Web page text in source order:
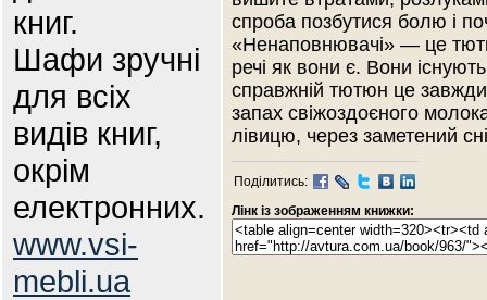
книг.
Шафи зручні
для всіх
видів книг,
окрім
електронних.
www.vsi-
mebli.ua
спроба позбутися болю і
«Ненаповнювачі» — це
речі як вони є. Вони
справжній тютюн це
запах свіжоздоєного
лівицю, через заметений
Поділитись:
Лінк із зображенням книжки: